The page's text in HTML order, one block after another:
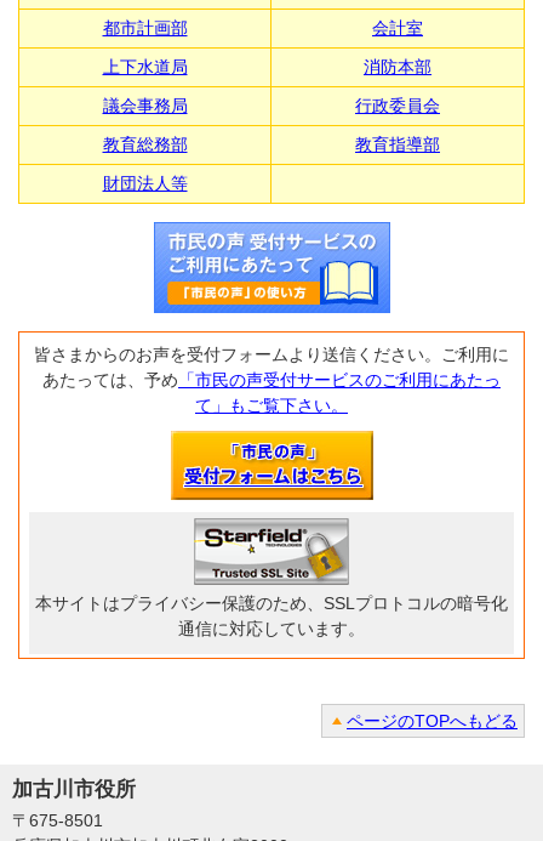
都市計画部
会計室
上下水道局
消防本部
議会事務局
行政委員会
教育総務部
教育指導部
財団法人等
皆さまからのお声を受付フォームより送信ください。ご利用に
あたっては、予め 「市民の声受付サービスのご利用にあたっ
て」もご覧下さい。
本サイトはプライバシー保護のため、SSLプロトコルの暗号化
通信に対応しています。
ページのTOPへもどる
加古川市役所
〒675-8501